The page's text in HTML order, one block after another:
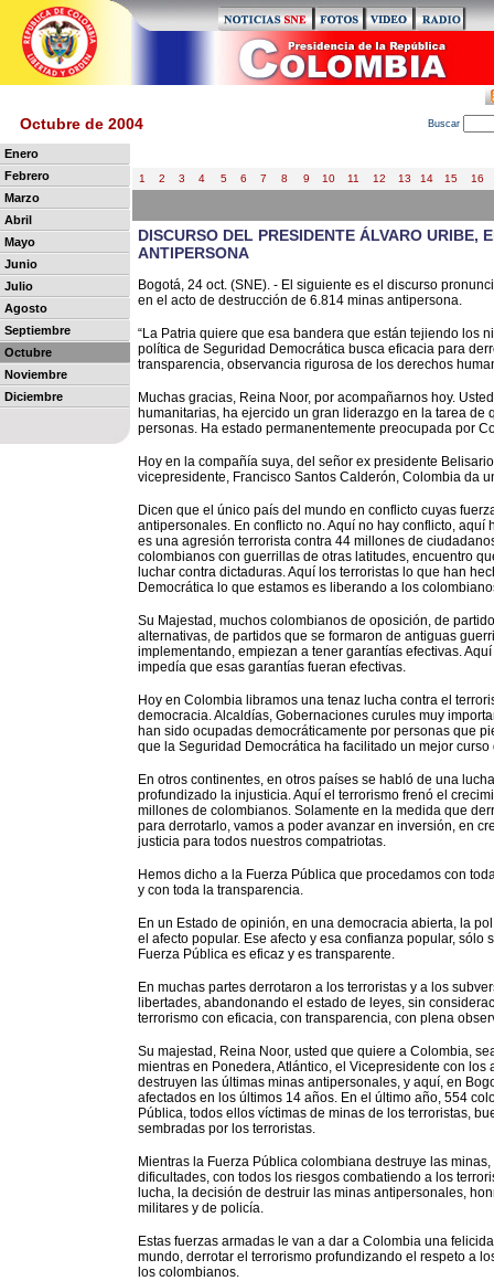
Octubre de 2004 Buscar
Enero
Febrero
Marzo
Abril
Mayo
Junio
Julio
Agosto
Septiembre
Octubre
Noviembre
Diciembre
1 2 3 4 5 6 7 8 9 10 11 12 13 14 15 16
DISCURSO DEL PRESIDENTE ÁLVARO URIBE,
ANTIPERSONA
Bogotá, 24 oct. (SNE). - El siguiente es el discurso
en el acto de destrucción de 6.814 minas antipersona.
“La Patria quiere que esa bandera que están tejiendo los
política de Seguridad Democrática busca eficacia para
transparencia, observancia rigurosa de los derechos
Muchas gracias, Reina Noor, por acompañarnos hoy.
humanitarias, ha ejercido un gran liderazgo en la tarea
personas. Ha estado permanentemente preocupada por
Hoy en la compañía suya, del señor ex presidente
vicepresidente, Francisco Santos Calderón, Colombia da
Dicen que el único país del mundo en conflicto cuyas
antipersonales. En conflicto no. Aquí no hay conflicto,
es una agresión terrorista contra 44 millones de
colombianos con guerrillas de otras latitudes, encuentro
luchar contra dictaduras. Aquí los terroristas lo que han
Democrática lo que estamos es liberando a los
Su Majestad, muchos colombianos de oposición, de
alternativas, de partidos que se formaron de antiguas
implementando, empiezan a tener garantías efectivas.
impedía que esas garantías fueran efectivas.
Hoy en Colombia libramos una tenaz lucha contra el
democracia. Alcaldías, Gobernaciones curules muy
han sido ocupadas democráticamente por personas que
que la Seguridad Democrática ha facilitado un mejor
En otros continentes, en otros países se habló de una
profundizado la injusticia. Aquí el terrorismo frenó el
millones de colombianos. Solamente en la medida que
para derrotarlo, vamos a poder avanzar en inversión, en
justicia para todos nuestros compatriotas.
Hemos dicho a la Fuerza Pública que procedamos con
y con toda la transparencia.
En un Estado de opinión, en una democracia abierta, la
el afecto popular. Ese afecto y esa confianza popular,
Fuerza Pública es eficaz y es transparente.
En muchas partes derrotaron a los terroristas y a los
libertades, abandonando el estado de leyes, sin
terrorismo con eficacia, con transparencia, con plena
Su majestad, Reina Noor, usted que quiere a Colombia,
mientras en Ponedera, Atlántico, el Vicepresidente con
destruyen las últimas minas antipersonales, y aquí, en
afectados en los últimos 14 años. En el último año, 554
Pública, todos ellos víctimas de minas de los terroristas,
sembradas por los terroristas.
Mientras la Fuerza Pública colombiana destruye las
dificultades, con todos los riesgos combatiendo a los
lucha, la decisión de destruir las minas antipersonales,
militares y de policía.
Estas fuerzas armadas le van a dar a Colombia una
mundo, derrotar el terrorismo profundizando el respeto a
los colombianos.